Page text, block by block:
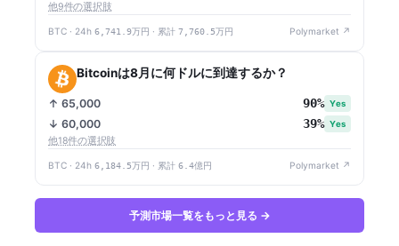
他9件の選択肢
BTC · 24h 6,741.9万円 · 累計 7,760.5万円 Polymarket ↗
Bitcoinは8月に何ドルに到達するか？
↑ 65,000 90% Yes
↓ 60,000 39% Yes
他18件の選択肢
BTC · 24h 6,184.5万円 · 累計 6.4億円 Polymarket ↗
予測市場一覧をもっと見る →